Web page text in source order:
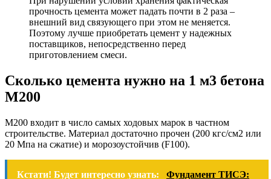
прочность цемента может падать почти в 2 раза –
внешний вид связующего при этом не меняется.
Поэтому лучше приобретать цемент у надежных
поставщиков, непосредственно перед
приготовлением смеси.
Сколько цемента нужно на 1 м3 бетона
М200
М200 входит в число самых ходовых марок в частном
строительстве. Материал достаточно прочен (200 кгс/см2 или
20 Мпа на сжатие) и морозоустойчив (F100).
Кстати! Будет интересно узнать: Фундамент ТИСЭ: